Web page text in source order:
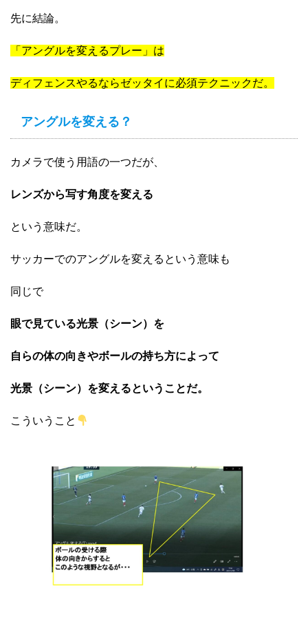
先に結論。
「アングルを変えるプレー」は
ディフェンスやるならゼッタイに必須テクニックだ。
アングルを変える？
カメラで使う用語の一つだが、
レンズから写す角度を変える
という意味だ。
サッカーでのアングルを変えるという意味も
同じで
眼で見ている光景（シーン）を
自らの体の向きやボールの持ち方によって
光景（シーン）を変えるということだ。
こういうこと